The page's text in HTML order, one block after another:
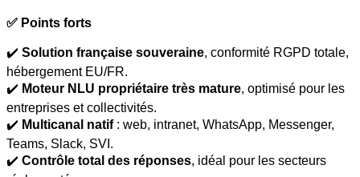
✅ Points forts
✔️ Solution française souveraine, conformité RGPD totale,
hébergement EU/FR.
✔️ Moteur NLU propriétaire très mature, optimisé pour les
entreprises et collectivités.
✔️ Multicanal natif: web, intranet, WhatsApp, Messenger,
Teams, Slack, SVI.
✔️ Contrôle total des réponses, idéal pour les secteurs